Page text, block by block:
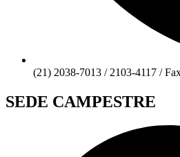
(21) 2038-7013 / 2103-4117 /
SEDE CAMPESTRE